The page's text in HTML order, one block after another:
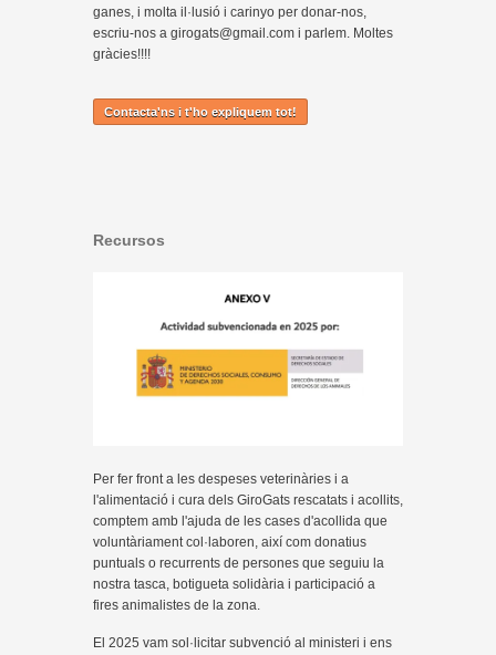
ganes, i molta il·lusió i carinyo per donar-nos,
escriu-nos a girogats@gmail.com i parlem. Moltes
gràcies!!!!
Contacta'ns i t'ho expliquem tot!
Recursos
Per fer front a les despeses veterinàries i a
l'alimentació i cura dels GiroGats rescatats i acollits,
comptem amb l'ajuda de les cases d'acollida que
voluntàriament col·laboren, així com donatius
puntuals o recurrents de persones que seguiu la
nostra tasca, botigueta solidària i participació a
fires animalistes de la zona.
El 2025 vam sol·licitar subvenció al ministeri i ens